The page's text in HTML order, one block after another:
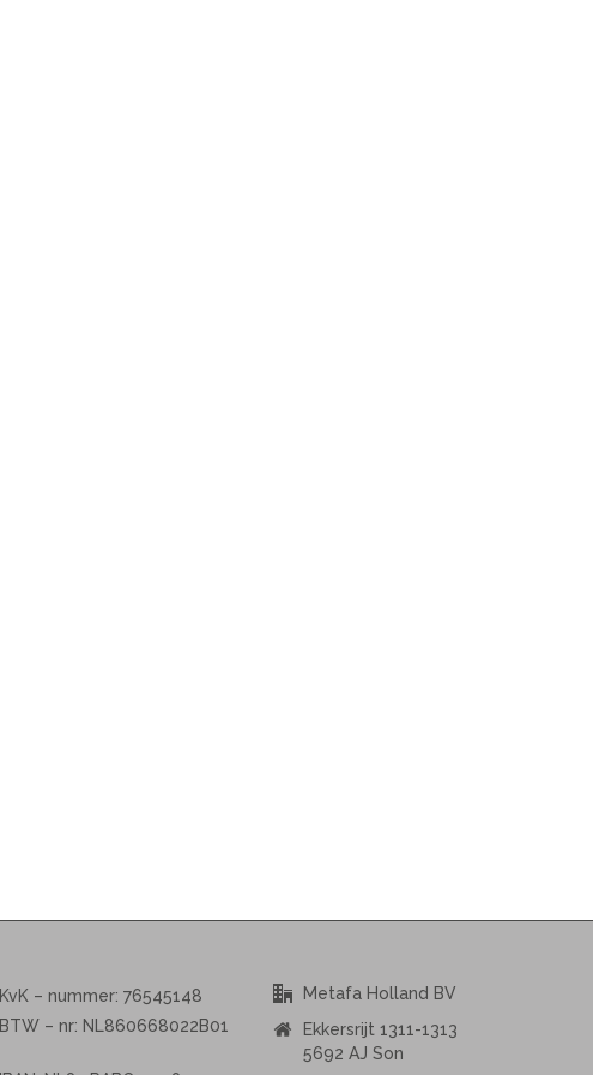
KvK – nummer: 76545148
BTW – nr: NL860668022B01
Metafa Holland BV
Ekkersrijt 1311-1313
5692 AJ Son